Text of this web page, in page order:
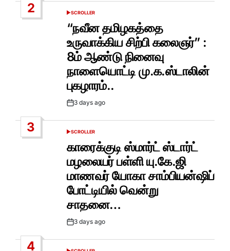
2
POSTED
IN
SCROLLER
“நவீன தமிழகத்தை
உருவாக்கிய சிற்பி கலைஞர்” :
8ம் ஆண்டு நினைவு
நாளையொட்டி மு.க.ஸ்டாலின்
புகழாரம்..
Post3 days ago
3
POSTED
SCROLLER
காரைக்குடி ஸ்மார்ட் ஸ்டார்ட்
மழலையர் பள்ளி யு.கே.ஜி
மாணவர் யோகா சாம்பியன்ஷிப்
போட்டியில் வென்று
சாதனை…
Post3 days ago
4